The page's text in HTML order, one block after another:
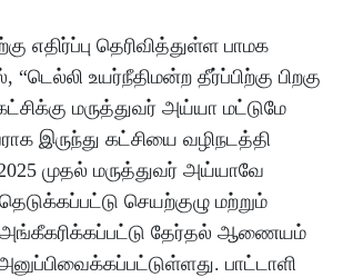
எதிர்ப்பு தெரிவித்துள்ள பாமக
“டெல்லி உயர்நீதிமன்ற தீர்ப்பிற்கு பிறகு
மருத்துவர் அய்யா மட்டுமே
இருந்து கட்சியை வழிநடத்தி
முதல் மருத்துவர் அய்யாவே
செயற்குழு மற்றும்
அங்கீகரிக்கப்பட்டு தேர்தல் ஆணையம்
அனுப்பிவைக்கப்பட்டுள்ளது. பாட்டாளி